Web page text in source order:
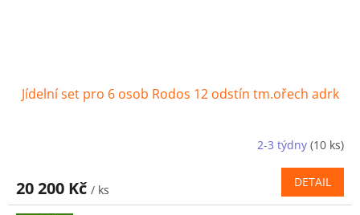
Jídelní set pro 6 osob Rodos 12 odstín tm.ořech adrk
2-3 týdny (10 ks)
20 200 Kč / ks
DETAIL